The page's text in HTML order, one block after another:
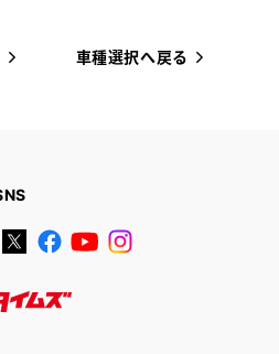
車種選択へ戻る
LINEX Facebook
YouTube